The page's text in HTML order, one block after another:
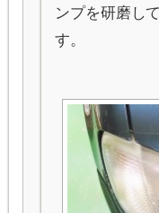
ンプを研磨し
す。